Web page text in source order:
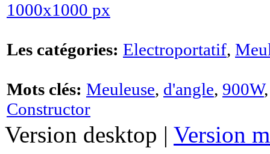
1000x1000 px
Les catégories: Electroportatif,
Mots clés: Meuleuse, d'angle, 900W
Constructor
Version desktop | Version